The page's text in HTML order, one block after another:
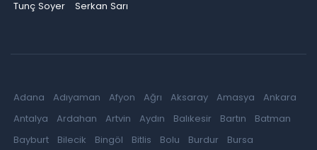
Tunç Soyer
Serkan Sarı
Adana Adıyaman Afyon Ağrı Aksaray Amasya
Ankara
Antalya
Ardahan Artvin Aydın Balıkesir Bartın
Batman
Bayburt
Bilecik Bingöl Bitlis Bolu Burdur
Bursa